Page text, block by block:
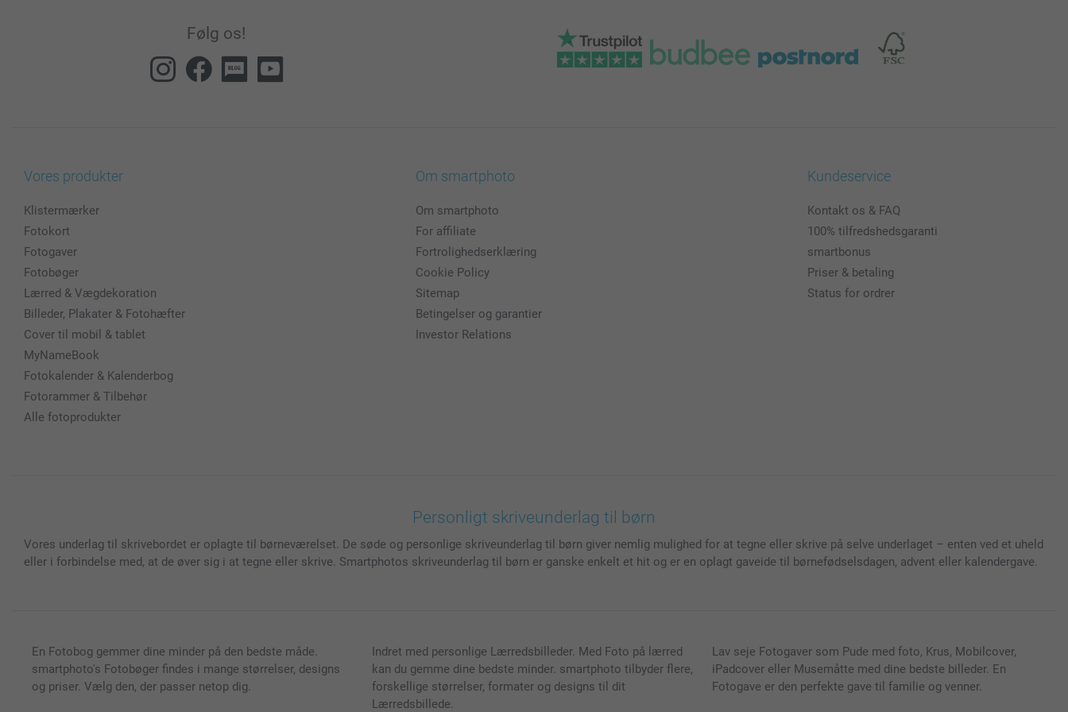
Følg os!
Vores produkter
Klistermærker
Fotokort
Fotogaver
Fotobøger
Lærred & Vægdekoration
Billeder, Plakater & Fotohæfter
Cover til mobil & tablet
MyNameBook
Fotokalender & Kalenderbog
Fotorammer & Tilbehør
Alle fotoprodukter
Om smartphoto
Om smartphoto
For affiliate
Fortrolighedserklæring
Cookie Policy
Sitemap
Betingelser og garantier
Investor Relations
Kundeservice
Kontakt os & FAQ
100% tilfredshedsgaranti
smartbonus
Priser & betaling
Status for ordrer
Personligt skriveunderlag til børn
Vores underlag til skrivebordet er oplagte til børneværelset. De søde og personlige skriveunderlag til børn giver nemlig mulighed for at tegne eller skrive på selve underlaget – enten ved et uheld
eller i forbindelse med, at de øver sig i at tegne eller skrive. Smartphotos skriveunderlag til børn er ganske enkelt et hit og er en oplagt gaveide til børnefødselsdagen, advent eller kalendergave.
En Fotobog gemmer dine minder på den bedste måde.
smartphoto's Fotobøger findes i mange størrelser, designs
og priser. Vælg den, der passer netop dig.
Indret med personlige Lærredsbilleder. Med Foto på lærred
kan du gemme dine bedste minder. smartphoto tilbyder flere,
forskellige størrelser, formater og designs til dit
Lærredsbillede.
Lav seje Fotogaver som Pude med foto, Krus, Mobilcover,
iPadcover eller Musemåtte med dine bedste billeder. En
Fotogave er den perfekte gave til familie og venner.